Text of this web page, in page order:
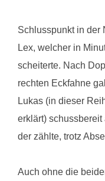
Schlusspunkt in der
Lex, welcher in
scheiterte. Nach
rechten Eckfahne
Lukas (in dieser
erklärt)
der zählte, trotz
Auch ohne die